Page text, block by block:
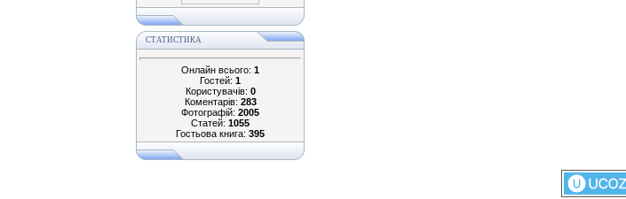
СТАТИСТИКА
Онлайн всього: 1
Гостей: 1
Користувачів: 0
Коментарів: 283
Фотографій: 2005
Статей: 1055
Гостьова книга: 395